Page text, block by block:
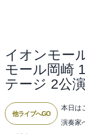
イオンモー
モール岡崎
テージ 2公演
他ライブへGO
本日は
演奏家